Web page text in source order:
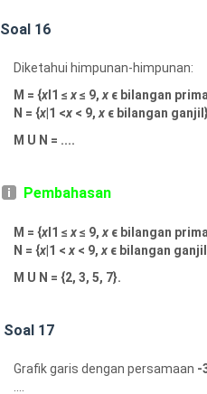
Soal 16
Diketahui himpunan-himpunan:
M = {x I1 ≤ x≤ 9, x ϵ bilangan
N = {x |1 <x < 9, x ϵ bilangan
M U N = ....
Pembahasan
M = {x I1 ≤ x≤ 9, x ϵ bilangan
N = {x |1 < x < 9, x ϵ bilangan
M U N = {2, 3, 5, 7}.
Soal 17
Grafik garis dengan persamaan -